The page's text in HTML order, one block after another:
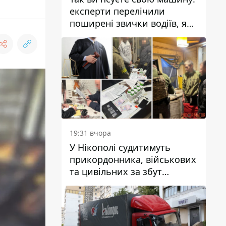
експерти перелічили
поширені звички водіїв, які
насправді шкодять
автомобілю
19:31 вчора
У Нікополі судитимуть
прикордонника, військових
та цивільних за збут
психотропів